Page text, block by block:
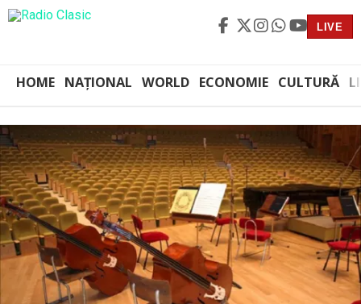
LIVE
HOME NAȚIONAL WORLD ECONOMIE CULTURĂ